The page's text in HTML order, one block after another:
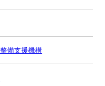
備支援機構